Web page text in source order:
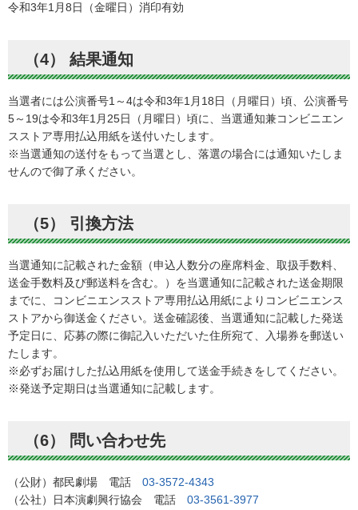
令和3年1月8日（金曜日）消印有効
（4） 結果通知
当選者には公演番号1～4は令和3年1月18日（月曜日）頃、公演番号
5～19は令和3年1月25日（月曜日）頃に、当選通知兼コンビニエン
スストア専用払込用紙を送付いたします。
※当選通知の送付をもって当選とし、落選の場合には通知いたしま
せんので御了承ください。
（5） 引換方法
当選通知に記載された金額（申込人数分の座席料金、取扱手数料、
送金手数料及び郵送料を含む。）を当選通知に記載された送金期限
までに、コンビニエンスストア専用払込用紙によりコンビニエンス
ストアから御送金ください。送金確認後、当選通知に記載した発送
予定日に、応募の際に御記入いただいた住所宛て、入場券を郵送い
たします。
※必ずお届けした払込用紙を使用して送金手続きをしてください。
※発送予定期日は当選通知に記載します。
（6） 問い合わせ先
（公財）都民劇場 電話 03-3572-4343
（公社）日本演劇興行協会 電話 03-3561-3977